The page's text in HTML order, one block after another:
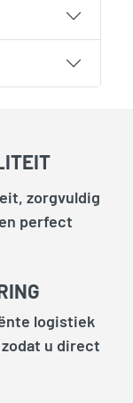
zorgvuldig
perfect
logistiek
u direct